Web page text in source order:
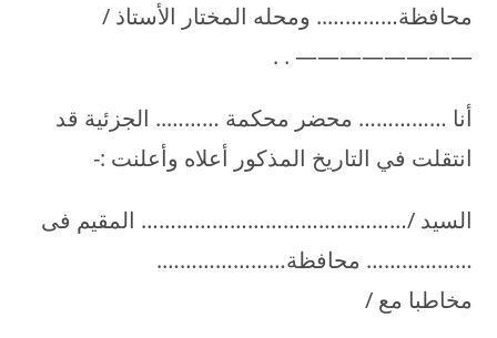
محافظة………….. ومحله المختار الأستاذ /
———————— . .
أنا …………… محضر محكمة ……….. الجزئية قد
انتقلت في التاريخ المذكور أعلاه وأعلنت :-
السيد /……………………………………… المقيم فى
……………… محافظة………………….
مخاطبا مع /